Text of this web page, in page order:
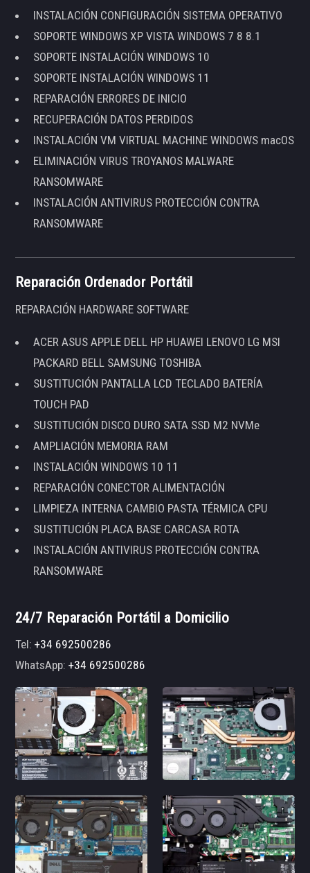
INSTALACIÓN CONFIGURACIÓN SISTEMA OPERATIVO
SOPORTE WINDOWS XP VISTA WINDOWS 7 8 8.1
SOPORTE INSTALACIÓN WINDOWS 10
SOPORTE INSTALACIÓN WINDOWS 11
REPARACIÓN ERRORES DE INICIO
RECUPERACIÓN DATOS PERDIDOS
INSTALACIÓN VM VIRTUAL MACHINE WINDOWS macOS
ELIMINACIÓN VIRUS TROYANOS MALWARE
RANSOMWARE
INSTALACIÓN ANTIVIRUS PROTECCIÓN CONTRA
RANSOMWARE
Reparación Ordenador Portátil
REPARACIÓN HARDWARE SOFTWARE
ACER ASUS APPLE DELL HP HUAWEI LENOVO LG MSI
PACKARD BELL SAMSUNG TOSHIBA
SUSTITUCIÓN PANTALLA LCD TECLADO BATERÍA
TOUCH PAD
SUSTITUCIÓN DISCO DURO SATA SSD M2 NVMe
AMPLIACIÓN MEMORIA RAM
INSTALACIÓN WINDOWS 10 11
REPARACIÓN CONECTOR ALIMENTACIÓN
LIMPIEZA INTERNA CAMBIO PASTA TÉRMICA CPU
SUSTITUCIÓN PLACA BASE CARCASA ROTA
INSTALACIÓN ANTIVIRUS PROTECCIÓN CONTRA
RANSOMWARE
24/7 Reparación Portátil a Domicilio
Tel:+34 692500286
WhatsApp:+34 692500286